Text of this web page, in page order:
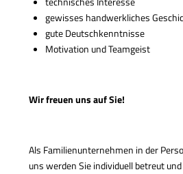
gewisses handwerkliches
gute Deutschkenntnisse
Motivation und Teamgeist
Wir freuen uns auf Sie!
Als Familienunternehmen in der
uns werden Sie individuell betreut